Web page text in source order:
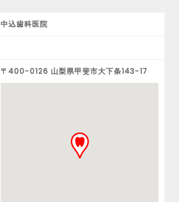
中込歯科医院
〒400-0126 山梨県甲斐市大下条143-17